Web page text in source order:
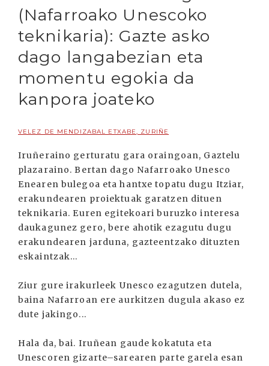
(Nafarroako Unescoko
teknikaria): Gazte asko
dago langabezian eta
momentu egokia da
kanpora joateko
VELEZ DE MENDIZABAL ETXABE, ZURIÑE
Iruñeraino gerturatu gara oraingoan, Gaztelu
plazaraino. Bertan dago Nafarroako Unesco
Enearen bulegoa eta hantxe topatu dugu Itziar,
erakundearen proiektuak garatzen dituen
teknikaria. Euren egitekoari buruzko interesa
daukagunez gero, bere ahotik ezagutu dugu
erakundearen jarduna, gazteentzako dituzten
eskaintzak...
Ziur gure irakurleek Unesco ezagutzen dutela,
baina Nafarroan ere aurkitzen dugula akaso ez
dute jakingo...
Hala da, bai. Iruñean gaude kokatuta eta
Unescoren gizarte–sarearen parte garela esan